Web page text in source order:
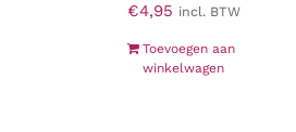
€4,95 incl. BTW
Toevoegen aan
winkelwagen